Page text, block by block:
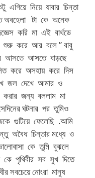
নিয়ে যাবার চিন্তা
অবহেলা টা কে অনেক
করি মা এই বার্থডে
শুরু করে আর বলে ” বাবু
আসতে আসতে বাড়ছে
করে অসহায় করে দিস
জল দেখে আমার ও
জন্য বললাম মা
ঘটনার পর তুমিও
গুটিয়ে ফেলেছি .আমি
অবৈধ চিন্তার মধ্যে ও
কে তুমি বুঝলে
কে পৃথিবীর সব সুখ দিতে
সবচেয়ে নোংরা মানুষ